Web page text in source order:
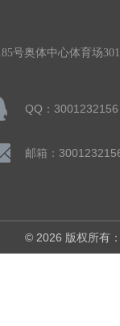
号奥体中心体育场
QQ：3001232156
邮箱：
© 2026 版权所有